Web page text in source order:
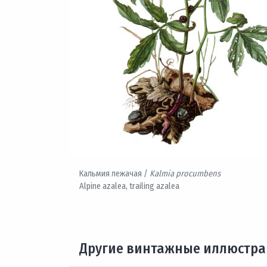
Кальмия лежачая / Kalmia procumbens
Alpine azalea, trailing azalea
Другие винтажные